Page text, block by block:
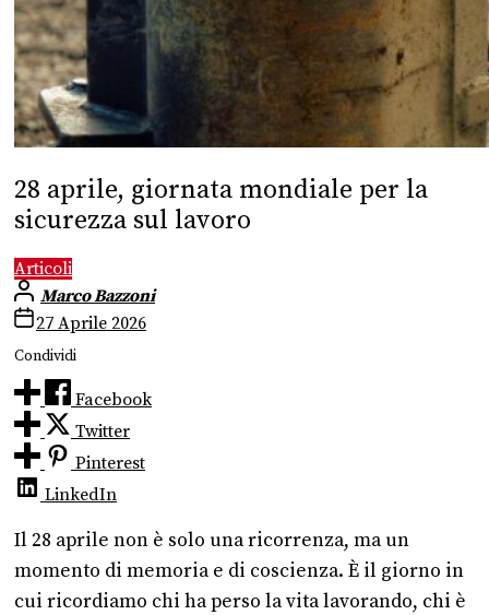
28 aprile, giornata mondiale per la
sicurezza sul lavoro
Articoli
Marco Bazzoni
27 Aprile 2026
Condividi
Facebook
Twitter
Pinterest
LinkedIn
Il 28 aprile non è solo una ricorrenza, ma un
momento di memoria e di coscienza. È il giorno in
cui ricordiamo chi ha perso la vita lavorando, chi è